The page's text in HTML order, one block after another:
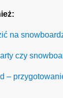
na
czy
–